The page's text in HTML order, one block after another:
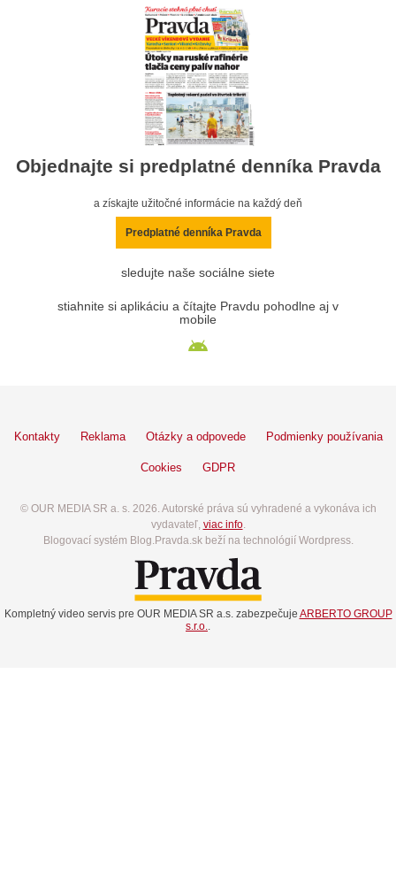
Objednajte si predplatné denníka Pravda
a získajte užitočné informácie na každý deň
Predplatné denníka Pravda
sledujte naše sociálne siete
stiahnite si aplikáciu a čítajte Pravdu pohodlne aj v
mobile
Kontakty Reklama Otázky a odpovede Podmienky používania
Cookies GDPR
© OUR MEDIA SR a. s. 2026. Autorské práva sú vyhradené a vykonáva ich
vydavateľ, viac info.
Blogovací systém Blog.Pravda.sk beží na technológií Wordpress.
Kompletný video servis pre OUR MEDIA SR a.s. zabezpečuje ARBERTO GROUP
s.r.o..